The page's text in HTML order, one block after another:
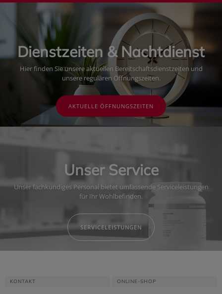
Dienstzeiten & Nachtdienst
Hier finden Sie unsere aktuellen Bereitschaftsdienstzeiten und
unsere regulären Öffnungszeiten.
AKTUELLE ÖFFNUNGSZEITEN
Unser Service
Unser fachkundiges Personal bietet umfassende Serviceleistungen
für Ihr Wohlbefinden.
SERVICELEISTUNGEN
KONTAKT ONLINE-SHOP